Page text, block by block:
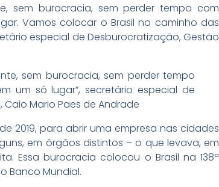
sem burocracia, sem perder tempo com
Vamos colocar o Brasil no caminho das
especial de Desburocratização, Gestão
sem burocracia, sem perder tempo
um só lugar”, secretário especial de
Mario Paes de Andrade
2019, para abrir uma empresa nas cidades
em órgãos distintos – o que levava, em
Essa burocracia colocou o Brasil na 138ª
Banco Mundial.